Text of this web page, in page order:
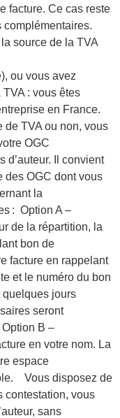
facture. Ce cas reste
complémentaires.
source de la TVA
ou vous avez
: vous êtes
en France.
de TVA ou non, vous
OGC
d’auteur. Il convient
des OGC dont vous
la
: Option A –
de la répartition, la
bon de
facture en rappelant
et le numéro du bon
jours
seront
B –
en votre nom. La
espace
Vous disposez de
contestation, vous
sans